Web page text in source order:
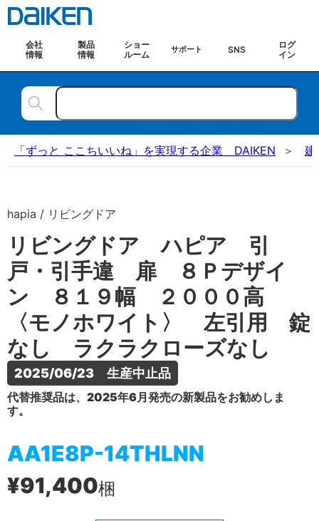
会社
情報
製品
情報
ショー
ルーム
サポート SNS
ログ
イン
「ずっと ここちいいね」を実現する企業 DAIKEN 建
hapia / リビングドア
リビングドア ハピア 引
戸・引手違 扉 ８Ｐデザイ
ン ８１９幅 ２０００高
〈モノホワイト〉 左引用 錠
なし ラクラクローズなし
2025/06/23　生産中止品
代替推奨品は、2025年6月発売の新製品をお勧めしま
す。
AA1E8P-14THLNN
¥91,400梱